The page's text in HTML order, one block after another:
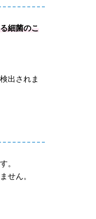
細菌のこ
出されま
。
せん。